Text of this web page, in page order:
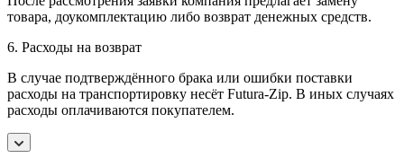
товара, доукомплектацию либо возврат денежных средств.
6. Расходы на возврат
В случае подтверждённого брака или ошибки поставки
расходы на транспортировку несёт Futura-Zip. В иных случаях
расходы оплачиваются покупателем.